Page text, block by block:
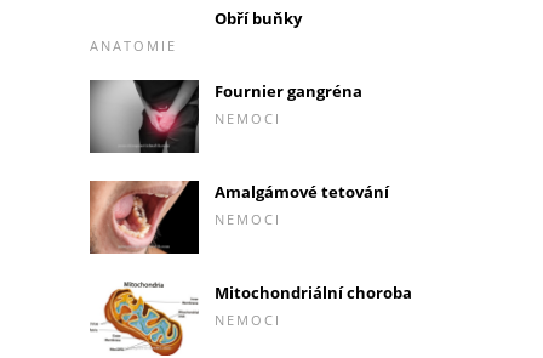
Obří buňky
ANATOMIE
Fournier gangréna
NEMOCI
Amalgámové tetování
NEMOCI
Mitochondriální choroba
NEMOCI